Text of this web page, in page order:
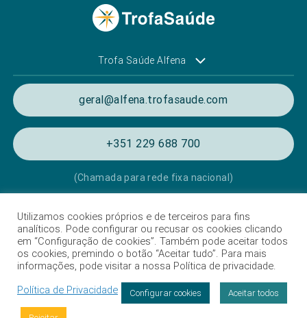
Trofa Saúde Alfena
geral@alfena.trofasaude.com
+351 229 688 700
(Chamada para rede fixa nacional)
Política de Privacidade e de Cookies
Termos e condições de utilização
Listagem das Unidades Hospitalares
Proteção de Dados
Livro de Reclamações
Utilizamos cookies próprios e de terceiros para fins
analíticos. Pode configurar ou recusar os cookies clicando
em “Configuração de cookies”. Também pode aceitar todos
os cookies, premindo o botão “Aceitar tudo”. Para mais
informações, pode visitar a nossa Política de privacidade.
Política de Privacidade
Configurar cookies Aceitar todos